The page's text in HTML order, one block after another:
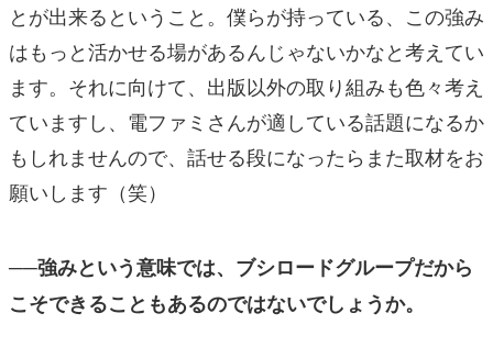
とが出来るということ。僕らが持っている、この強み
はもっと活かせる場があるんじゃないかなと考えてい
ます。それに向けて、出版以外の取り組みも色々考え
ていますし、電ファミさんが適している話題になるか
もしれませんので、話せる段になったらまた取材をお
願いします（笑）
──強みという意味では、ブシロードグループだから
こそできることもあるのではないでしょうか。